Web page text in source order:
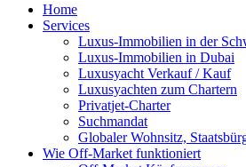
Home
Services
Luxus-Immobilien in der
Luxus-Immobilien in Dubai
Luxusyacht Verkauf / Kauf
Luxusyachten zum Chartern
Privatjet-Charter
Suchmandat
Globaler Wohnsitz,
Wie Off-Market funktioniert